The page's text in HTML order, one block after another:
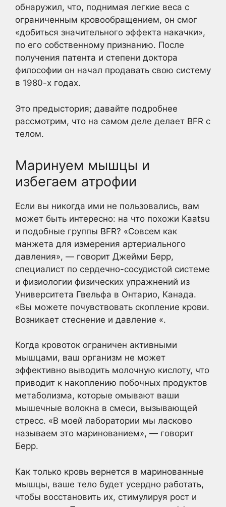
обнаружил, что, поднимая легкие веса с
ограниченным кровообращением, он смог
«добиться значительного эффекта накачки»,
по его собственному признанию. После
получения патента и степени доктора
философии он начал продавать свою систему
в 1980-х годах.
Это предыстория; давайте подробнее
рассмотрим, что на самом деле делает BFR с
телом.
Маринуем мышцы и
избегаем атрофии
Если вы никогда ими не пользовались, вам
может быть интересно: на что похожи Kaatsu
и подобные группы BFR? «Совсем как
манжета для измерения артериального
давления», — говорит Джейми Берр,
специалист по сердечно-сосудистой системе
и физиологии физических упражнений из
Университета Гвельфа в Онтарио, Канада.
«Вы можете почувствовать скопление крови.
Возникает стеснение и давление «.
Когда кровоток ограничен активными
мышцами, ваш организм не может
эффективно выводить молочную кислоту, что
приводит к накоплению побочных продуктов
метаболизма, которые омывают ваши
мышечные волокна в смеси, вызывающей
стресс. «В моей лаборатории мы ласково
называем это маринованием», — говорит
Берр.
Как только кровь вернется в маринованные
мышцы, ваше тело будет усердно работать,
чтобы восстановить их, стимулируя рост и